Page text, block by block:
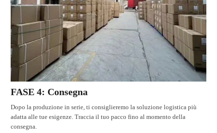
FASE 4: Consegna
Dopo la produzione in serie, ti consiglieremo la soluzione logistica più
adatta alle tue esigenze. Traccia il tuo pacco fino al momento della
consegna.